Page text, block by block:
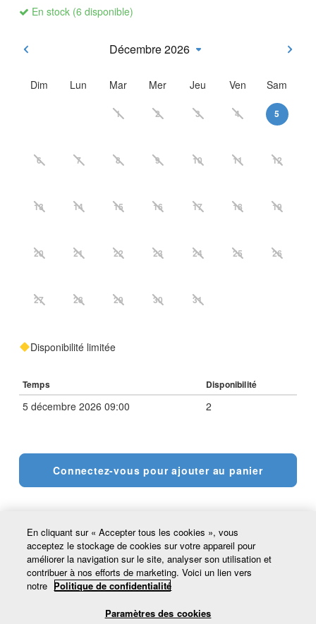
En stock (6 disponible)
Décembre 2026
Dim Lun Mar Mer Jeu Ven Sam
1 2 3 4 5
6 7 8 9 10 11 12
13 14 15 16 17 18 19
20 21 22 23 24 25 26
27 28 29 30 31
Disponibilité limitée
Temps Disponibilité
5 décembre 2026 09:00 2
Connectez-vous pour ajouter au panier
En cliquant sur « Accepter tous les cookies », vous
acceptez le stockage de cookies sur votre appareil pour
améliorer la navigation sur le site, analyser son utilisation et
contribuer à nos efforts de marketing. Voici un lien vers
notre Politique de confidentialité
Paramètres des cookies